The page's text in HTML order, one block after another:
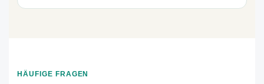
HÄUFIGE FRAGEN